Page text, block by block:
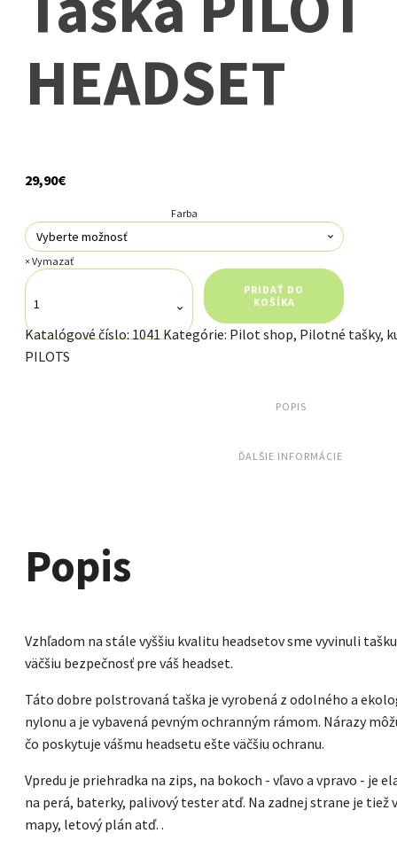
HEADSET
29,90€
Farba
Vymazať
množstvo
Taška
PILOT
HEADSET
PRIDAŤ DO
KOŠÍKA
Katalógové číslo: 1041 Kategórie: Pilot shop, Pilotné tašky,
PILOTS
POPIS
ĎALŠIE INFORMÁCIE
Popis
Vzhľadom na stále vyššiu kvalitu headsetov sme vyvinuli
väčšiu bezpečnosť pre váš headset.
Táto dobre polstrovaná taška je vyrobená z odolného a
nylonu a je vybavená pevným ochranným rámom. Nárazy
čo poskytuje vášmu headsetu ešte väčšiu ochranu.
Vpredu je priehradka na zips, na bokoch - vľavo a vpravo - je
na perá, baterky, palivový tester atď. Na zadnej strane je tiež
mapy, letový plán atď. .